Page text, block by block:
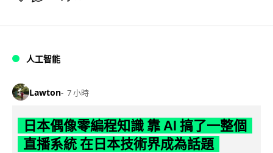
人工智能
Lawton 7 小時
日本偶像零編程知識 靠 AI 搞了一整個
直播系統 在日本技術界成為話題